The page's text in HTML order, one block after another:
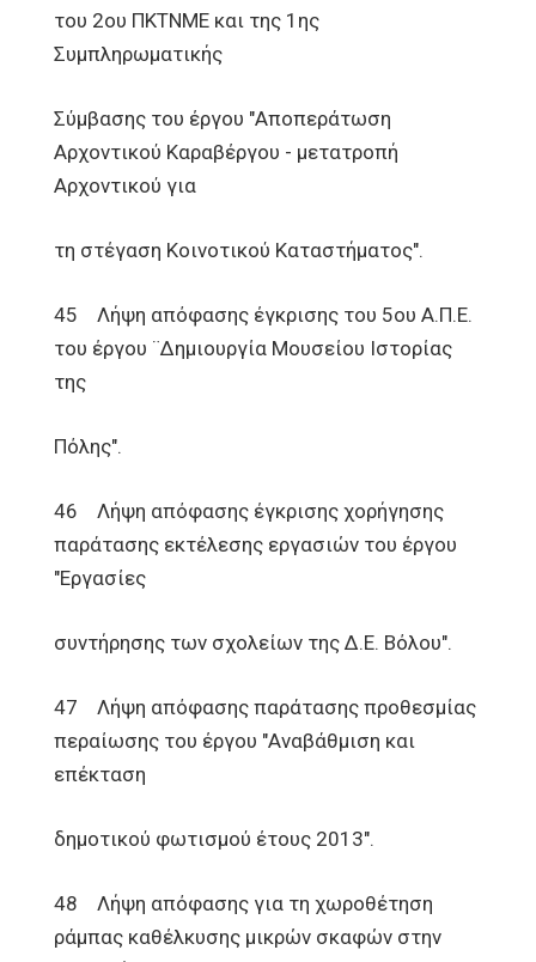
του 2ου ΠΚΤΝΜΕ και της 1ης
Συμπληρωματικής
Σύμβασης του έργου "Αποπεράτωση
Αρχοντικού Καραβέργου - μετατροπή
Αρχοντικού για
τη στέγαση Κοινοτικού Καταστήματος".
45 Λήψη απόφασης έγκρισης του 5ου Α.Π.Ε.
του έργου ¨Δημιουργία Μουσείου Ιστορίας
της
Πόλης".
46 Λήψη απόφασης έγκρισης χορήγησης
παράτασης εκτέλεσης εργασιών του έργου
"Εργασίες
συντήρησης των σχολείων της Δ.Ε. Βόλου".
47 Λήψη απόφασης παράτασης προθεσμίας
περαίωσης του έργου "Αναβάθμιση και
επέκταση
δημοτικού φωτισμού έτους 2013".
48 Λήψη απόφασης για τη χωροθέτηση
ράμπας καθέλκυσης μικρών σκαφών στην